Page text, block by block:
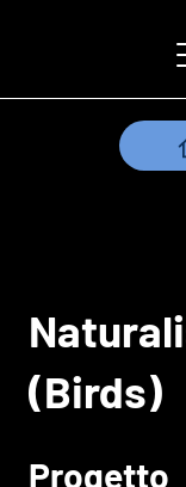
(Birds)
Progetto